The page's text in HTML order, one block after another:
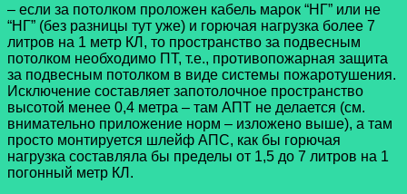
– если за потолком проложен кабель марок “НГ” или не
“НГ” (без разницы тут уже) и горючая нагрузка более 7
литров на 1 метр КЛ, то пространство за подвесным
потолком необходимо ПТ, т.е., противопожарная защита
за подвесным потолком в виде системы пожаротушения.
Исключение составляет запотолочное пространство
высотой менее 0,4 метра – там АПТ не делается (см.
внимательно приложение норм – изложено выше), а там
просто монтируется шлейф АПС, как бы горючая
нагрузка составляла бы пределы от 1,5 до 7 литров на 1
погонный метр КЛ.